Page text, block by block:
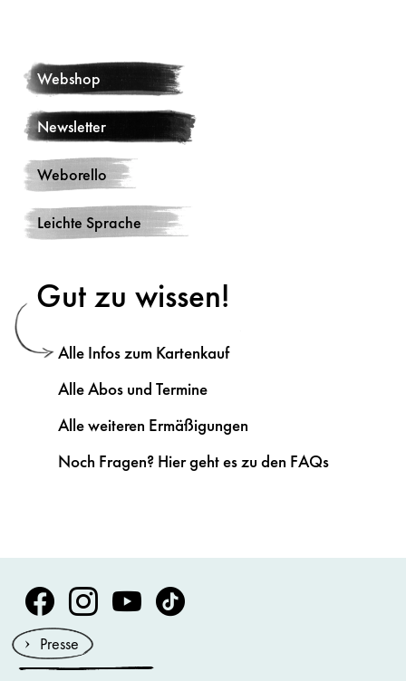
Webshop
Newsletter
Weborello
Leichte Sprache
Gut zu wissen!
Alle Infos zum Kartenkauf
Alle Abos und Termine
Alle weiteren Ermäßigungen
Noch Fragen? Hier geht es zu den FAQs
Volksoper Facebook
Volksoper Instagram
Volksoper Youtube
Volksoper TikTok
Presse